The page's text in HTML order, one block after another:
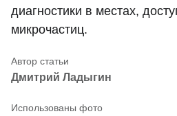
диагностики в местах,
микрочастиц.
Дмитрий Ладыгин